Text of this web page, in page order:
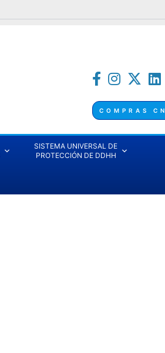
COMPRAS
SISTEMA UNIVERSAL DE
PROTECCIÓN DE DDHH